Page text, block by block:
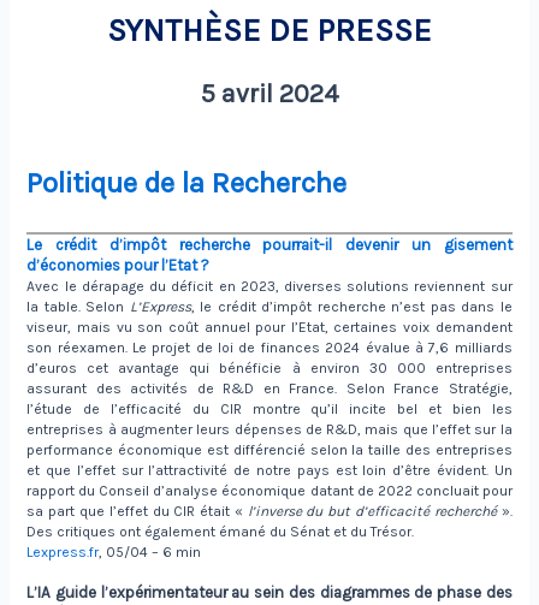
SYNTHÈSE DE PRESSE
5 avril 2024
Politique de la Recherche
Le crédit d’impôt recherche pourrait-il devenir un gisement
d’économies pour l’Etat ?
Avec le dérapage du déficit en 2023, diverses solutions reviennent sur
la table. Selon L’Express, le crédit d’impôt recherche n’est pas dans le
viseur, mais vu son coût annuel pour l’Etat, certaines voix demandent
son réexamen. Le projet de loi de finances 2024 évalue à 7,6 milliards
d’euros cet avantage qui bénéficie à environ 30 000 entreprises
assurant des activités de R&D en France. Selon France Stratégie,
l’étude de l’efficacité du CIR montre qu’il incite bel et bien les
entreprises à augmenter leurs dépenses de R&D, mais que l’effet sur la
performance économique est différencié selon la taille des entreprises
et que l’effet sur l’attractivité de notre pays est loin d’être évident. Un
rapport du Conseil d’analyse économique datant de 2022 concluait pour
sa part que l’effet du CIR était « l’inverse du but d’efficacité recherché».
Des critiques ont également émané du Sénat et du Trésor.
Lexpress.fr, 05/04 – 6 min
L’IA guide l’expérimentateur au sein des diagrammes de phase des